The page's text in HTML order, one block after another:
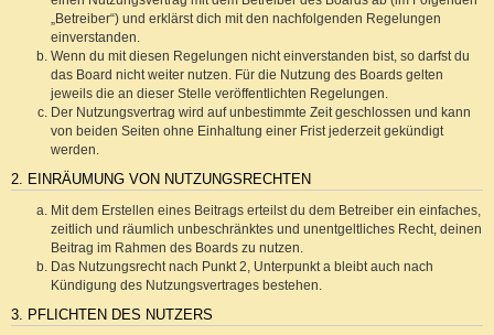
„Betreiber“) und erklärst dich mit den nachfolgenden Regelungen
einverstanden.
Wenn du mit diesen Regelungen nicht einverstanden bist, so darfst du
das Board nicht weiter nutzen. Für die Nutzung des Boards gelten
jeweils die an dieser Stelle veröffentlichten Regelungen.
Der Nutzungsvertrag wird auf unbestimmte Zeit geschlossen und kann
von beiden Seiten ohne Einhaltung einer Frist jederzeit gekündigt
werden.
2. EINRÄUMUNG VON NUTZUNGSRECHTEN
Mit dem Erstellen eines Beitrags erteilst du dem Betreiber ein einfaches,
zeitlich und räumlich unbeschränktes und unentgeltliches Recht, deinen
Beitrag im Rahmen des Boards zu nutzen.
Das Nutzungsrecht nach Punkt 2, Unterpunkt a bleibt auch nach
Kündigung des Nutzungsvertrages bestehen.
3. PFLICHTEN DES NUTZERS